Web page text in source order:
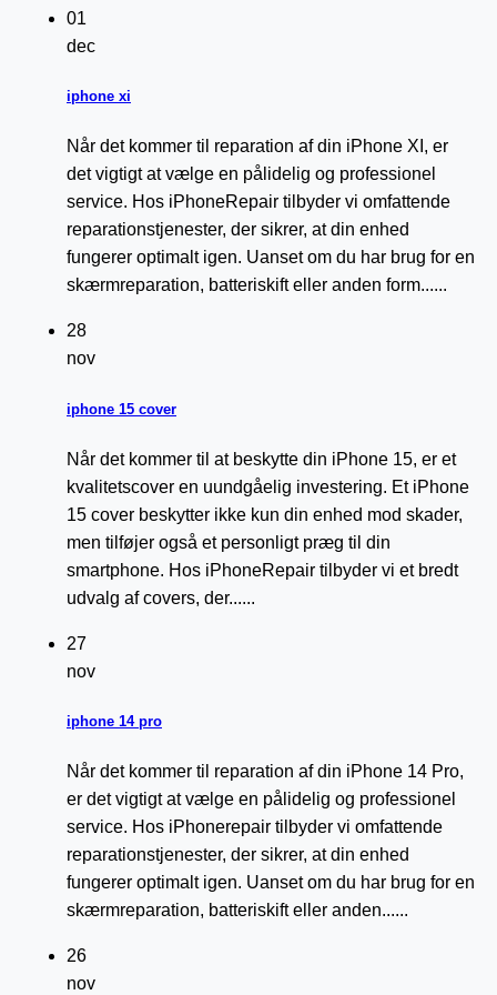
01
dec
iphone xi
Når det kommer til reparation af din iPhone XI, er
det vigtigt at vælge en pålidelig og professionel
service. Hos iPhoneRepair tilbyder vi omfattende
reparationstjenester, der sikrer, at din enhed
fungerer optimalt igen. Uanset om du har brug for en
skærmreparation, batteriskift eller anden form......
28
nov
iphone 15 cover
Når det kommer til at beskytte din iPhone 15, er et
kvalitetscover en uundgåelig investering. Et iPhone
15 cover beskytter ikke kun din enhed mod skader,
men tilføjer også et personligt præg til din
smartphone. Hos iPhoneRepair tilbyder vi et bredt
udvalg af covers, der......
27
nov
iphone 14 pro
Når det kommer til reparation af din iPhone 14 Pro,
er det vigtigt at vælge en pålidelig og professionel
service. Hos iPhonerepair tilbyder vi omfattende
reparationstjenester, der sikrer, at din enhed
fungerer optimalt igen. Uanset om du har brug for en
skærmreparation, batteriskift eller anden......
26
nov